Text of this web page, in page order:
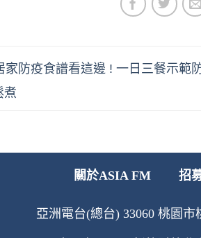
家防疫食譜看這邊 ! 一日三餐示範
煮
關於ASIA FM 招
亞洲電台(總台) 33060 桃園市